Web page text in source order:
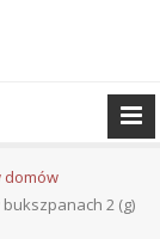
domów
bukszpanach 2 (g)